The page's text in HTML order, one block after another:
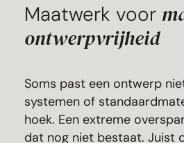
Maatwerk voor
ontwerpvrijheid
Soms past een ontwerp
systemen of
hoek. Een extreme
dat nog niet bestaat. Juist